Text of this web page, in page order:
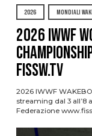
2026 MONDIALI
2026 IWWF
FISSW.TV
2026 IWWF
streaming dal 3 all’8
Federazione